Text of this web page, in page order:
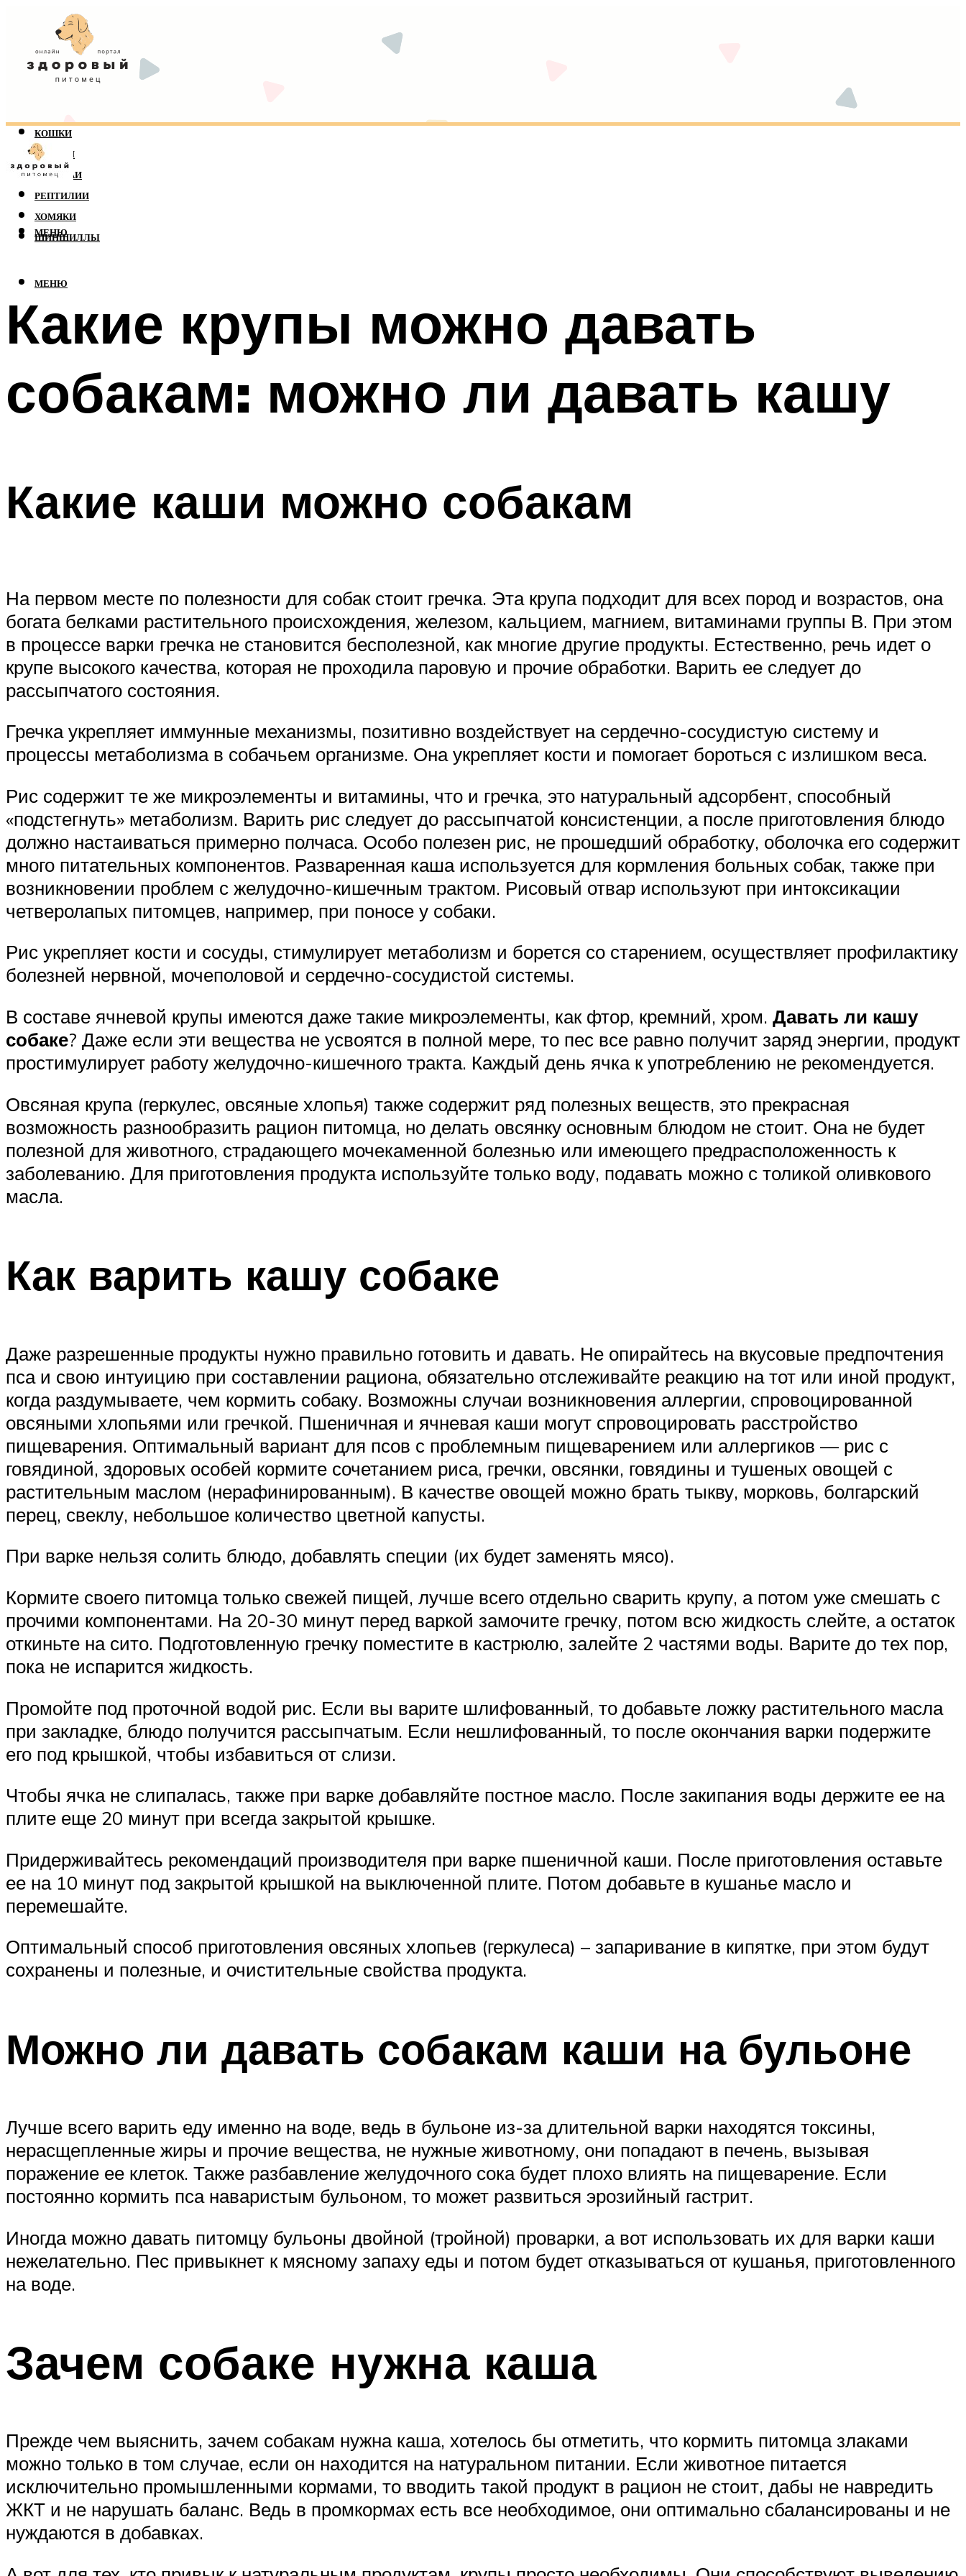
КОШКИ
СОБАКИ
ПОПУГАИ
РЕПТИЛИИ
ХОМЯКИ
ШИНШИЛЛЫ
МЕНЮ
МЕНЮ
Какие крупы можно давать
собакам: можно ли давать кашу
Какие каши можно собакам
На первом месте по полезности для собак стоит гречка. Эта крупа подходит для всех пород и возрастов, она
богата белками растительного происхождения, железом, кальцием, магнием, витаминами группы В. При этом
в процессе варки гречка не становится бесполезной, как многие другие продукты. Естественно, речь идет о
крупе высокого качества, которая не проходила паровую и прочие обработки. Варить ее следует до
рассыпчатого состояния.
Гречка укрепляет иммунные механизмы, позитивно воздействует на сердечно-сосудистую систему и
процессы метаболизма в собачьем организме. Она укрепляет кости и помогает бороться с излишком веса.
Рис содержит те же микроэлементы и витамины, что и гречка, это натуральный адсорбент, способный
«подстегнуть» метаболизм. Варить рис следует до рассыпчатой консистенции, а после приготовления блюдо
должно настаиваться примерно полчаса. Особо полезен рис, не прошедший обработку, оболочка его содержит
много питательных компонентов. Разваренная каша используется для кормления больных собак, также при
возникновении проблем с желудочно-кишечным трактом. Рисовый отвар используют при интоксикации
четверолапых питомцев, например, при поносе у собаки.
Рис укрепляет кости и сосуды, стимулирует метаболизм и борется со старением, осуществляет профилактику
болезней нервной, мочеполовой и сердечно-сосудистой системы.
В составе ячневой крупы имеются даже такие микроэлементы, как фтор, кремний, хром. Давать ли кашу
собаке? Даже если эти вещества не усвоятся в полной мере, то пес все равно получит заряд энергии, продукт
простимулирует работу желудочно-кишечного тракта. Каждый день ячка к употреблению не рекомендуется.
Овсяная крупа (геркулес, овсяные хлопья) также содержит ряд полезных веществ, это прекрасная
возможность разнообразить рацион питомца, но делать овсянку основным блюдом не стоит. Она не будет
полезной для животного, страдающего мочекаменной болезнью или имеющего предрасположенность к
заболеванию. Для приготовления продукта используйте только воду, подавать можно с толикой оливкового
масла.
Как варить кашу собаке
Даже разрешенные продукты нужно правильно готовить и давать. Не опирайтесь на вкусовые предпочтения
пса и свою интуицию при составлении рациона, обязательно отслеживайте реакцию на тот или иной продукт,
когда раздумываете, чем кормить собаку. Возможны случаи возникновения аллергии, спровоцированной
овсяными хлопьями или гречкой. Пшеничная и ячневая каши могут спровоцировать расстройство
пищеварения. Оптимальный вариант для псов с проблемным пищеварением или аллергиков — рис с
говядиной, здоровых особей кормите сочетанием риса, гречки, овсянки, говядины и тушеных овощей с
растительным маслом (нерафинированным). В качестве овощей можно брать тыкву, морковь, болгарский
перец, свеклу, небольшое количество цветной капусты.
При варке нельзя солить блюдо, добавлять специи (их будет заменять мясо).
Кормите своего питомца только свежей пищей, лучше всего отдельно сварить крупу, а потом уже смешать с
прочими компонентами. На 20-30 минут перед варкой замочите гречку, потом всю жидкость слейте, а остаток
откиньте на сито. Подготовленную гречку поместите в кастрюлю, залейте 2 частями воды. Варите до тех пор,
пока не испарится жидкость.
Промойте под проточной водой рис. Если вы варите шлифованный, то добавьте ложку растительного масла
при закладке, блюдо получится рассыпчатым. Если нешлифованный, то после окончания варки подержите
его под крышкой, чтобы избавиться от слизи.
Чтобы ячка не слипалась, также при варке добавляйте постное масло. После закипания воды держите ее на
плите еще 20 минут при всегда закрытой крышке.
Придерживайтесь рекомендаций производителя при варке пшеничной каши. После приготовления оставьте
ее на 10 минут под закрытой крышкой на выключенной плите. Потом добавьте в кушанье масло и
перемешайте.
Оптимальный способ приготовления овсяных хлопьев (геркулеса) – запаривание в кипятке, при этом будут
сохранены и полезные, и очистительные свойства продукта.
Можно ли давать собакам каши на бульоне
Лучше всего варить еду именно на воде, ведь в бульоне из-за длительной варки находятся токсины,
нерасщепленные жиры и прочие вещества, не нужные животному, они попадают в печень, вызывая
поражение ее клеток. Также разбавление желудочного сока будет плохо влиять на пищеварение. Если
постоянно кормить пса наваристым бульоном, то может развиться эрозийный гастрит.
Иногда можно давать питомцу бульоны двойной (тройной) проварки, а вот использовать их для варки каши
нежелательно. Пес привыкнет к мясному запаху еды и потом будет отказываться от кушанья, приготовленного
на воде.
Зачем собаке нужна каша
Прежде чем выяснить, зачем собакам нужна каша, хотелось бы отметить, что кормить питомца злаками
можно только в том случае, если он находится на натуральном питании. Если животное питается
исключительно промышленными кормами, то вводить такой продукт в рацион не стоит, дабы не навредить
ЖКТ и не нарушать баланс. Ведь в промкормах есть все необходимое, они оптимально сбалансированы и не
нуждаются в добавках.